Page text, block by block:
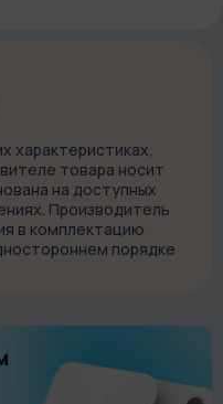
в зависимости от
правильные
чтобы добиться
и текстуры готового
Кукурузоварку
характеристиках,
товара носит
на доступных
Производитель
в комплектацию
порядке